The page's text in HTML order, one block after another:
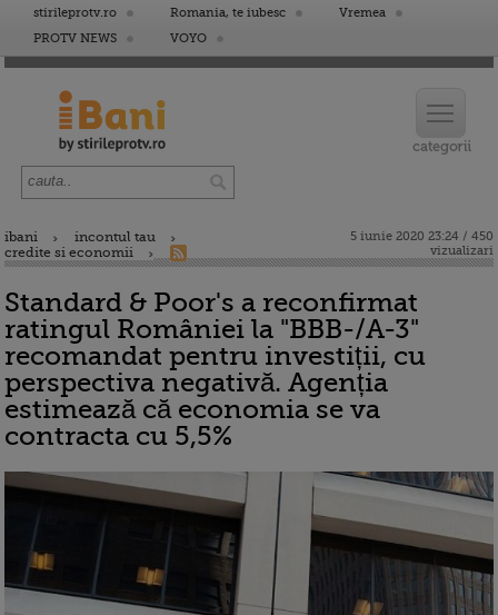
stirileprotv.ro Romania, te iubesc
Vremea
PROTV NEWS
VOYO
ibani
incontul tau
credite si economii
5 iunie 2020 23:24 / 450
vizualizari
Standard & Poor's a reconfirmat
ratingul României la "BBB-/A-3"
recomandat pentru investiții, cu
perspectiva negativă. Agenția
estimează că economia se va
contracta cu 5,5%